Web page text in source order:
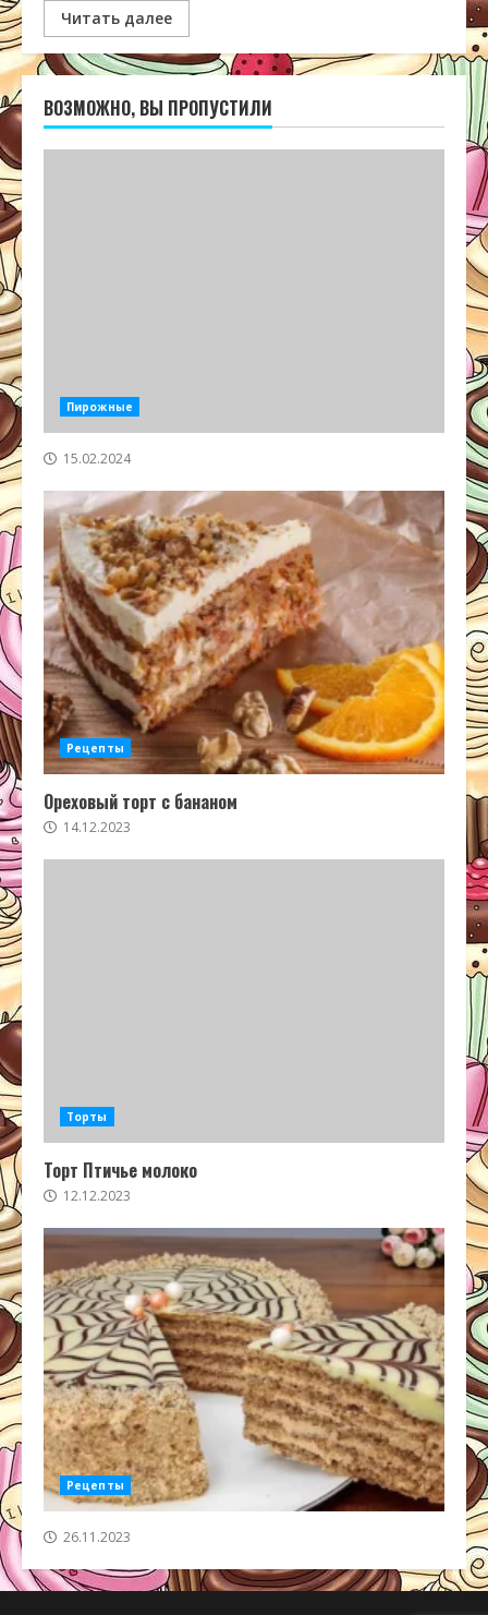
Читать далее
ВОЗМОЖНО, ВЫ ПРОПУСТИЛИ
Пирожные
15.02.2024
Рецепты
Ореховый торт с бананом
14.12.2023
Торты
Торт Птичье молоко
12.12.2023
Рецепты
26.11.2023